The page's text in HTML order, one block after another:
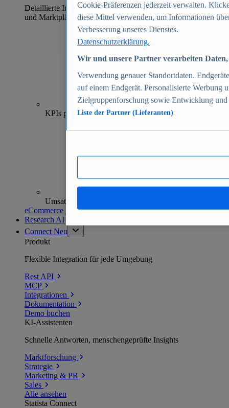
Detaillierte Informationen zu mehr als 39.000 Online-Shops
und Marktplätzen
70+
KPIs pro Shop
Umsatzanalysen und -prognosen
eCommerce Insights entdecken
Research AI
Connect Neu
Produkt
Flexible Integration für jede Umgebung
Rest API
MCP
Integrationen
Dokumentation
Demo buchen
KI-Assistenten
Schnelle Antworten, menschengeprüfte Insights
Marktforschung
Strategie
Marketing & PR
Sales
Alle ansehen
Statista Connect
Cookie-Präferenzen jederzeit verwalten.
diese Mittel verwenden, um Informationen
Verbesserung unseres Dienstes.
Datenschutzerklärung.
Wir und unsere Partner verarbeiten
Verwendung genauer Standortdaten.
auf einem Endgerät. Personalisierte Werbung
Zielgruppenforschung sowie Entwicklung
Liste der Partner (Lieferanten)